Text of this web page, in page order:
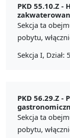
PKD 55.10.Z -
Sekcja ta
pobytu,
Sekcja I, Dział:
PKD 56.29.Z -
Sekcja ta
pobytu,